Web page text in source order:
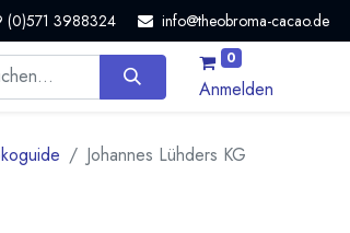
(0)571 3988324 info@theobroma-cacao.de
0
Anmelden
Johannes Lühders KG